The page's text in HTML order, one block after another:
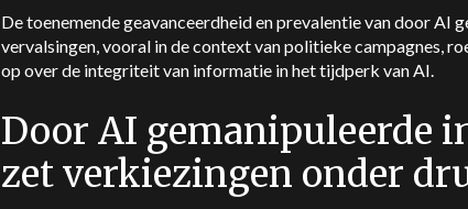
De toenemende geavanceerdheid en prevalentie van door AI
vervalsingen, vooral in de context van politieke campagnes,
op over de integriteit van informatie in het tijdperk van AI.
Door AI gemanipuleerde
zet verkiezingen onder